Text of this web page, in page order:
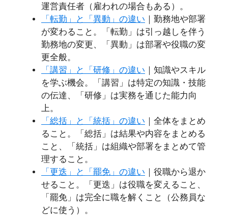
運営責任者（雇われの場合もある）。
「転勤」と「異動」の違い ｜勤務地や部署
が変わること。「転勤」は引っ越しを伴う
勤務地の変更、「異動」は部署や役職の変
更全般。
「講習」と「研修」の違い ｜知識やスキル
を学ぶ機会。「講習」は特定の知識・技能
の伝達、「研修」は実務を通じた能力向
上。
「総括」と「統括」の違い ｜全体をまとめ
ること。「総括」は結果や内容をまとめる
こと、「統括」は組織や部署をまとめて管
理すること。
「更迭」と「罷免」の違い ｜役職から退か
せること。「更迭」は役職を変えること、
「罷免」は完全に職を解くこと（公務員な
どに使う）。